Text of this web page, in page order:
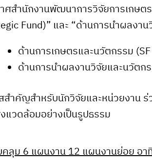
ศสำนักงานพัฒนาการวิจัยการเกษต
Fund)” และ “ด้านการนำผลงา
ด้านการเกษตรและนวัตกรรม
ด้านการนำผลงานวิจัยและนวัตก
สำคัญสำหรับนักวิจัยและหน่วยงาน ร่
แวดล้อมอย่างเป็นรูปธรรม
คลุม6แผนงาน12แผนงานย่อย อา